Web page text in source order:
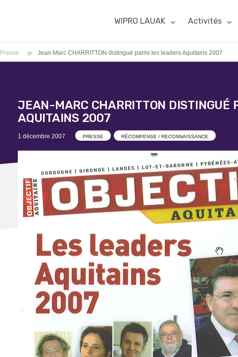
WIPRO LAUAK Activités
Presse » Jean-Marc CHARRITTON distingué parmi les leaders Aquitains 2007
JEAN-MARC CHARRITTON DISTINGUÉ
AQUITAINS 2007
Posted
on
1 décembre 2007 PRESSE RÉCOMPENSE / RECONNAISSANCE